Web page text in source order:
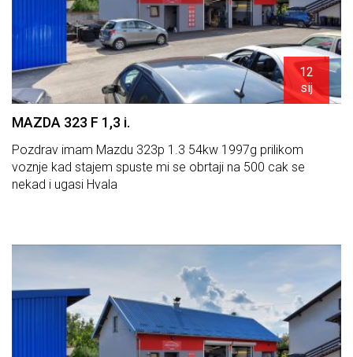
12
sij
MAZDA 323 F 1,3 i.
Pozdrav imam Mazdu 323p 1.3 54kw 1997g prilikom
voznje kad stajem spuste mi se obrtaji na 500 cak se
nekad i ugasi Hvala